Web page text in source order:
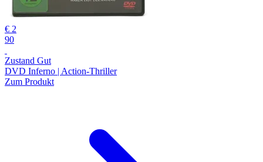
€ 2
90
Zustand Gut
DVD Inferno | Action-Thriller
Zum Produkt